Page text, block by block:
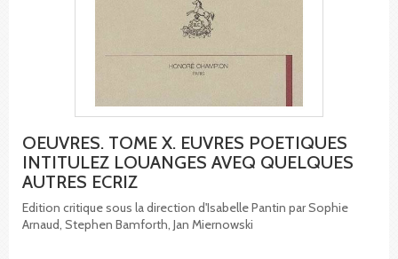
OEUVRES. TOME X. EUVRES POETIQUES
INTITULEZ LOUANGES AVEQ QUELQUES
AUTRES ECRIZ
Edition critique sous la direction d'Isabelle Pantin par Sophie
Arnaud, Stephen Bamforth, Jan Miernowski